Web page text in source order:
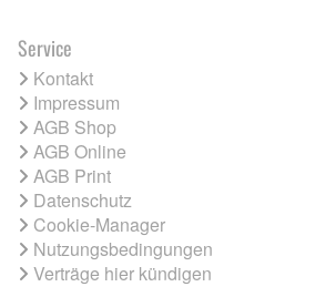
Service
Kontakt
Impressum
AGB Shop
AGB Online
AGB Print
Datenschutz
Cookie-Manager
Nutzungsbedingungen
Verträge hier kündigen